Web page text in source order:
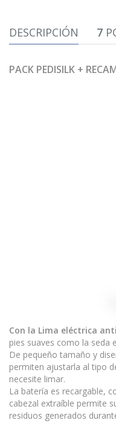
DESCRIPCIÓN 7
PACK PEDISILK +
Con la Lima eléctrica
pies suaves como la seda
De pequeño tamaño y
permiten ajustarla al tipo
necesite limar.
La batería es recargable,
cabezal extraíble permite
residuos generados